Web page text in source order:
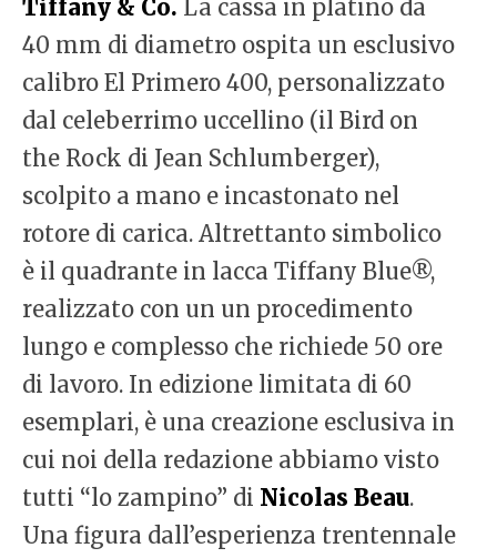
Tiffany & Co. La cassa in platino da
40 mm di diametro ospita un esclusivo
calibro El Primero 400, personalizzato
dal celeberrimo uccellino (il Bird on
the Rock di Jean Schlumberger),
scolpito a mano e incastonato nel
rotore di carica. Altrettanto simbolico
è il quadrante in lacca Tiffany Blue®,
realizzato con un un procedimento
lungo e complesso che richiede 50 ore
di lavoro. In edizione limitata di 60
esemplari, è una creazione esclusiva in
cui noi della redazione abbiamo visto
tutti “lo zampino” di Nicolas Beau.
Una figura dall’esperienza trentennale